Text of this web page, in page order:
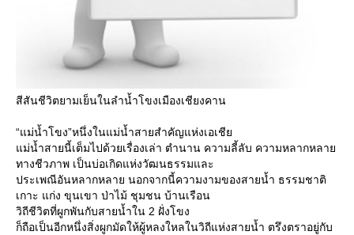
สีสันชีวิตยามเย็นในลำน้ำโขงเมืองเชียงคาน
“แม่น้ำโขง”หนึ่งในแม่น้ำสายสำคัญแห่งเอเชี
ม่น้ำสายนี้เต็มไปด้วยเรื่องเล่า ตำนาน ความลี้ลับ ความหลากหลา
ทางชีวภาพ เป็นบ่อเกิดแห่งวัฒนธรรมและ
ประเพณีอันหลากหลาย นอกจากนี้ความงามของสายน้ำ ธรรมชาติ
เกาะ แก่ง ขุนเขา ป่าไม้ ชุมชน บ้านเรือน
วิถีชีวิตที่ผูกพันกับสายน้ำใน 2 ฝั่งโขง
ก็ถือเป็นอีกหนึ่งสิ่งผูกมัดให้ผู้หลงใหลในวิถีแห่งสายน้ำ ตรึงตราอยู่กับ